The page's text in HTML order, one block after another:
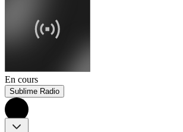
En cours
Sublime Radio